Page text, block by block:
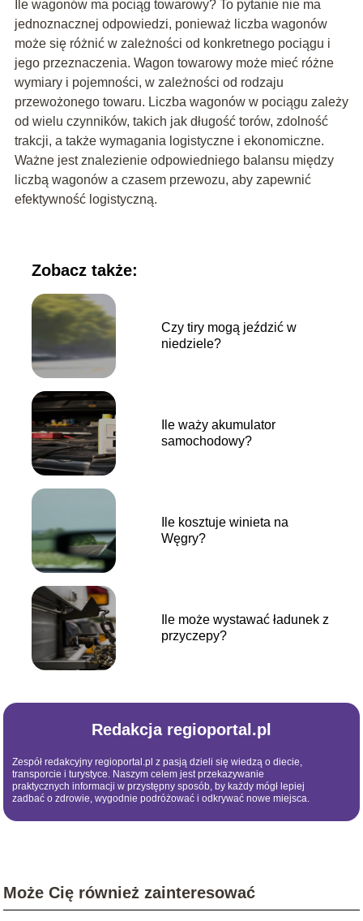
Ile wagonów ma pociąg towarowy? To pytanie nie ma
jednoznacznej odpowiedzi, ponieważ liczba wagonów
może się różnić w zależności od konkretnego pociągu i
jego przeznaczenia. Wagon towarowy może mieć różne
wymiary i pojemności, w zależności od rodzaju
przewożonego towaru. Liczba wagonów w pociągu zależy
od wielu czynników, takich jak długość torów, zdolność
trakcji, a także wymagania logistyczne i ekonomiczne.
Ważne jest znalezienie odpowiedniego balansu między
liczbą wagonów a czasem przewozu, aby zapewnić
efektywność logistyczną.
Zobacz także:
Czy tiry mogą jeździć w
niedziele?
Ile waży akumulator
samochodowy?
Ile kosztuje winieta na
Węgry?
Ile może wystawać ładunek z
przyczepy?
Redakcja regioportal.pl
Zespół redakcyjny regioportal.pl z pasją dzieli się wiedzą o diecie,
transporcie i turystyce. Naszym celem jest przekazywanie
praktycznych informacji w przystępny sposób, by każdy mógł lepiej
zadbać o zdrowie, wygodnie podróżować i odkrywać nowe miejsca.
Może Cię również zainteresować